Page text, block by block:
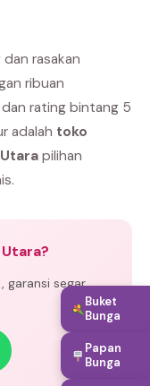
rasakan
ribuan
rating bintang 5
adalah toko
pilihan
garansi segar.
Buket
Bunga
Papan
Bunga